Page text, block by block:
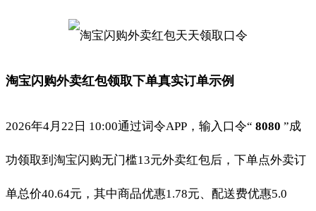
淘宝闪购外卖红包领取下单真实订单示例
2026年4月22日 10:00通过词令APP，输入口令“ 8080 ”成
功领取到淘宝闪购无门槛13元外卖红包后，下单点外卖订
单总价40.64元，其中商品优惠1.78元、配送费优惠5.0